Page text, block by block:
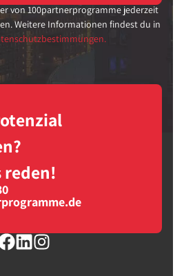
von 100partnerprogramme jederzeit
Weitere Informationen findest du in
reden!